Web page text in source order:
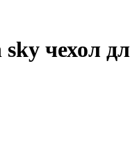
чехол